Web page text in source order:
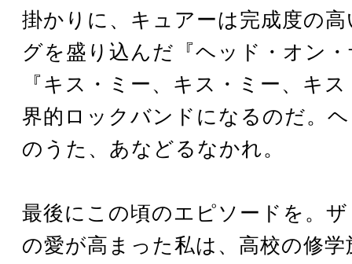
掛かりに、キュアーは完成度の
グを盛り込んだ『ヘッド・オン
『キス・ミー、キス・ミー、キ
界的ロックバンドになるのだ。
のうた、あなどるなかれ。
最後にこの頃のエピソードを。
の愛が高まった私は、高校の修